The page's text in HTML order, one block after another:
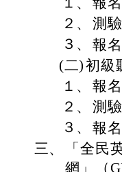
２、 測
３、 報
(二)初級
１、 報
２、 測
３、 報
三、
「全民
網」（